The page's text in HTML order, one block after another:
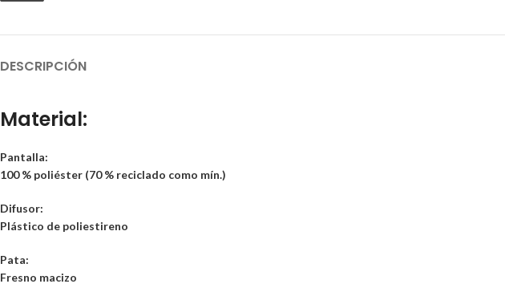
DESCRIPCIÓN
Material:
Pantalla:
100 % poliéster (70 % reciclado como mín.)
Difusor:
Plástico de poliestireno
Pata:
Fresno macizo